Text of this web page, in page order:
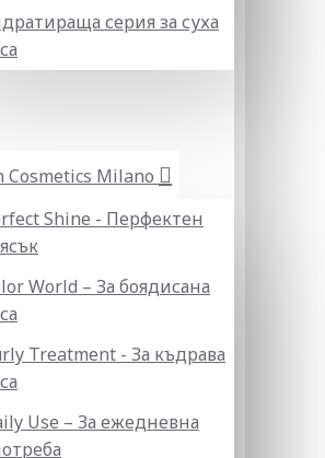
серия за суха
Cosmetics Milano
Shine - Перфектен
World – За боядисана
Treatment - За къдрава
Use – За ежедневна